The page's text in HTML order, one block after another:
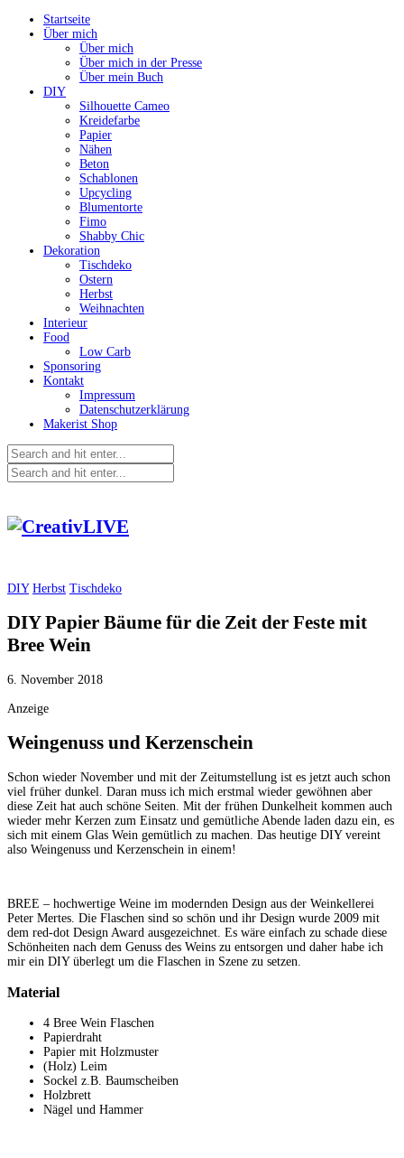
Startseite
Über mich
Über mich
Über mich in der Presse
Über mein Buch
DIY
Silhouette Cameo
Kreidefarbe
Papier
Nähen
Beton
Schablonen
Upcycling
Blumentorte
Fimo
Shabby Chic
Dekoration
Tischdeko
Ostern
Herbst
Weihnachten
Interieur
Food
Low Carb
Sponsoring
Kontakt
Impressum
Datenschutzerklärung
Makerist Shop
DIY Herbst Tischdeko
DIY Papier Bäume für die Zeit der Feste mit
Bree Wein
6. November 2018
Anzeige
Weingenuss und Kerzenschein
Schon wieder November und mit der Zeitumstellung ist es jetzt auch schon
viel früher dunkel. Daran muss ich mich erstmal wieder gewöhnen aber
diese Zeit hat auch schöne Seiten. Mit der frühen Dunkelheit kommen auch
wieder mehr Kerzen zum Einsatz und gemütliche Abende laden dazu ein, es
sich mit einem Glas Wein gemütlich zu machen. Das heutige DIY vereint
also Weingenuss und Kerzenschein in einem!
BREE – hochwertige Weine im modernden Design aus der Weinkellerei
Peter Mertes. Die Flaschen sind so schön und ihr Design wurde 2009 mit
dem red-dot Design Award ausgezeichnet. Es wäre einfach zu schade diese
Schönheiten nach dem Genuss des Weins zu entsorgen und daher habe ich
mir ein DIY überlegt um die Flaschen in Szene zu setzen.
Material
4 Bree Wein Flaschen
Papierdraht
Papier mit Holzmuster
(Holz) Leim
Sockel z.B. Baumscheiben
Holzbrett
Nägel und Hammer